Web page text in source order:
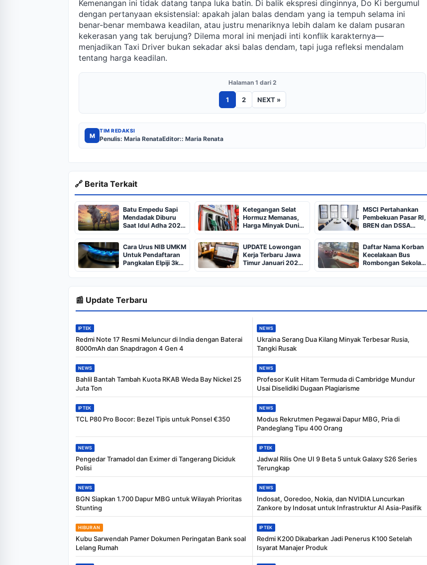
Kemenangan ini tidak datang tanpa luka batin. Di balik ekspresi dinginnya, Do Ki bergumul
dengan pertanyaan eksistensial: apakah jalan balas dendam yang ia tempuh selama ini
benar-benar membawa keadilan, atau justru menariknya lebih dalam ke dalam pusaran
kekerasan yang tak berujung? Dilema moral ini menjadi inti konflik karakternya—
menjadikan Taxi Driver bukan sekadar aksi balas dendam, tapi juga refleksi mendalam
tentang harga keadilan.
Halaman 1 dari 2
1 2 NEXT »
M
TIM REDAKSI
Penulis: Maria RenataEditor:: Maria Renata
🔗 Berita Terkait
Batu Empedu Sapi
Mendadak Diburu
Saat Idul Adha 2026,
Dari Isi Perut Jadi
Komoditas Puluhan
Juta
Ketegangan Selat
Hormuz Memanas,
Harga Minyak Dunia
Dekati US$ 108
MSCI Pertahankan
Pembekuan Pasar RI,
BREN dan DSSA
Terancam Keluar dari
Indeks
Cara Urus NIB UMKM
Untuk Pendaftaran
Pangkalan Elpiji 3kg,
Kebijakan Baru
Penjualan LPG 3
Kilogram
UPDATE Lowongan
Kerja Terbaru Jawa
Timur Januari 2025,
Siapkan CV dan
Persyaratan
Daftar Nama Korban
Kecelakaan Bus
Rombongan Sekolah
dari Bali di Kota Batu:
Salah Satunya Ada
Balita
📰 Update Terbaru
IPTEK
Redmi Note 17 Resmi Meluncur di India dengan Baterai
8000mAh dan Snapdragon 4 Gen 4
NEWS
Ukraina Serang Dua Kilang Minyak Terbesar Rusia,
Tangki Rusak
NEWS
Bahlil Bantah Tambah Kuota RKAB Weda Bay Nickel 25
Juta Ton
NEWS
Profesor Kulit Hitam Termuda di Cambridge Mundur
Usai Diselidiki Dugaan Plagiarisme
IPTEK
TCL P80 Pro Bocor: Bezel Tipis untuk Ponsel €350
NEWS
Modus Rekrutmen Pegawai Dapur MBG, Pria di
Pandeglang Tipu 400 Orang
NEWS
Pengedar Tramadol dan Eximer di Tangerang Diciduk
Polisi
IPTEK
Jadwal Rilis One UI 9 Beta 5 untuk Galaxy S26 Series
Terungkap
NEWS
BGN Siapkan 1.700 Dapur MBG untuk Wilayah Prioritas
Stunting
NEWS
Indosat, Ooredoo, Nokia, dan NVIDIA Luncurkan
Zankore by Indosat untuk Infrastruktur AI Asia-Pasifik
HIBURAN
Kubu Sarwendah Pamer Dokumen Peringatan Bank soal
Lelang Rumah
IPTEK
Redmi K200 Dikabarkan Jadi Penerus K100 Setelah
Isyarat Manajer Produk